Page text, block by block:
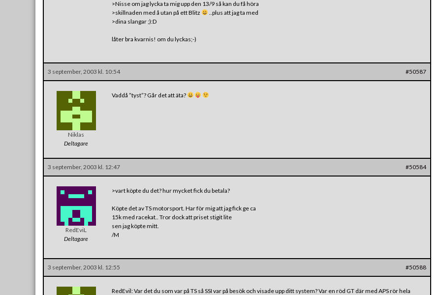
>Nisse om jag lycka ta mig upp den 13/9 så kan du få höra
>skillnaden med å utan på ett Blitz
..plus att jag ta med
>dina slangar ;):D
låter bra kvarnis! om du lyckas;-)
3 september, 2003 kl. 10:54 #50587
Niklas
Deltagare
Vaddå ”tyst”? Går det att äta?
3 september, 2003 kl. 12:47 #50584
RedEviL
Deltagare
>vart köpte du det? hur mycket fick du betala?
Köpte det av TS motorsport. Har för mig att jag fick ge ca
15k med racekat.. Tror dock att priset stigit lite
sen jag köpte mitt.
/M
3 september, 2003 kl. 12:55 #50588
RedEvil: Var det du som var på TS så SSI var på besök och visade upp ditt system? Var en röd GT där med APS rör hela